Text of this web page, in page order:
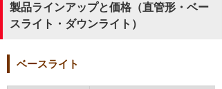
製品ラインアップと価格（直管形・ベー
スライト・ダウンライト）
ベースライト